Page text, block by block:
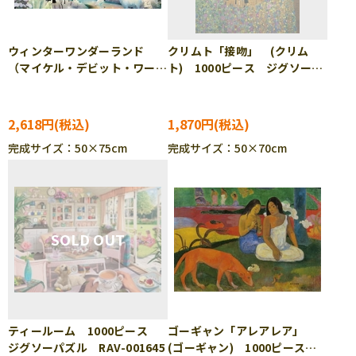
ウィンターワンダーランド
（マイケル・デビット・ワー
2,618円
完成サイズ：50×75cm
クリムト「接吻」 (クリム
ト) 1000ピース ジグソーパ
1,870円
完成サイズ：50×70cm
ティールーム 1000ピース
ジグソーパズル RAV-001645
ゴーギャン「アレアレア」
(ゴーギャン) 1000ピース